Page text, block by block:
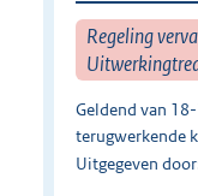
Regeling
Geldend van
terugwerkende
Uitgegeven